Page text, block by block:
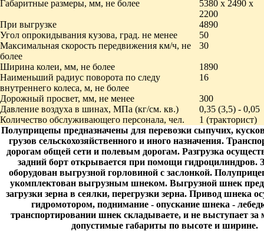
Габаритные размеры, мм, не более
5380 х 2490 х
2200
При выгрузке
4890
Угол опрокидывания кузова, град. не менее
50
Максимальная скорость передвижения км/ч, не
более
30
Ширина колеи, мм, не более
1890
Наименьший радиус поворота по следу
внутреннего колеса, м, не более
16
Дорожный просвет, мм, не менее
300
Давление воздуха в шинах, МПа (кг/см. кв.)
0,35 (3,5) - 0,05
Количество обслуживающего персонала, чел.
1 (тракторист)
Полуприцепы предназначены для перевозки сыпучих,
грузов сельскохозяйственного и иного назначения.
дорогам общей сети и полевым дорогам. Разгрузка
задний борт открывается при помощи гидроцилиндров.
оборудован выгрузной горловиной с заслонкой.
укомплектован выгрузным шнеком. Выгрузной шнек
загрузки зерна в сеялки, перегрузки зерна. Привод шнека
гидромотором, поднимание - опускание шнека -
транспортировании шнек складываете, и не выступает за
допустимые габариты по высоте и ширине.